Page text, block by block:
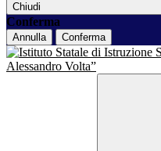
Chiudi
Conferma
Annulla Conferma